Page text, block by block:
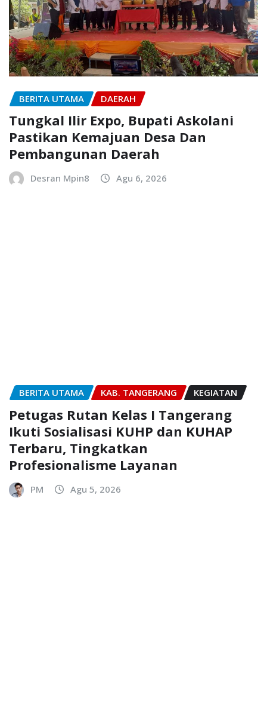
BERITA UTAMA DAERAH
Tungkal Ilir Expo, Bupati Askolani
Pastikan Kemajuan Desa Dan
Pembangunan Daerah
Desran Mpin8 Agu 6, 2026
BERITA UTAMA KAB. TANGERANG KEGIATAN
Petugas Rutan Kelas I Tangerang
Ikuti Sosialisasi KUHP dan KUHAP
Terbaru, Tingkatkan
Profesionalisme Layanan
PM Agu 5, 2026